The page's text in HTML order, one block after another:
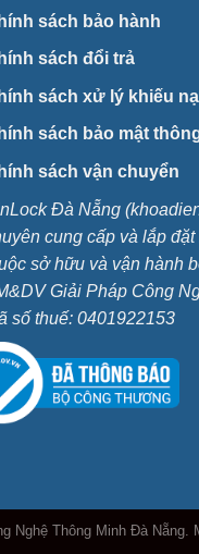
sách bảo hành
sách đổi trả
sách xử lý khiếu
sách bảo mật
sách vận chuyển
Đà Nẵng
cung cấp và lắp
sở hữu và vận hành
Giải Pháp Công
số thuế:0401922153
Nghệ Thông Minh Đà Nẵng.